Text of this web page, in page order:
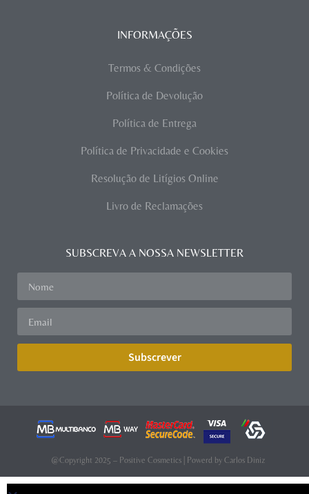
INFORMAÇÕES
Termos & Condições
Política de Devolução
Política de Entrega
Política de Privacidade e Cookies
Resolução de Litígios Online
Livro de Reclamações
SUBSCREVA A NOSSA NEWSLETTER
Subscrever
@Copyright 2025 – Positive Cosmetics | Powerd by Carlos Diniz